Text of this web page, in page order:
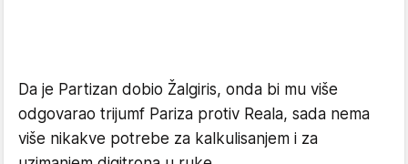
Da je Partizan dobio Žalgiris, onda bi mu više
odgovarao trijumf Pariza protiv Reala, sada nema
više nikakve potrebe za kalkulisanjem i za